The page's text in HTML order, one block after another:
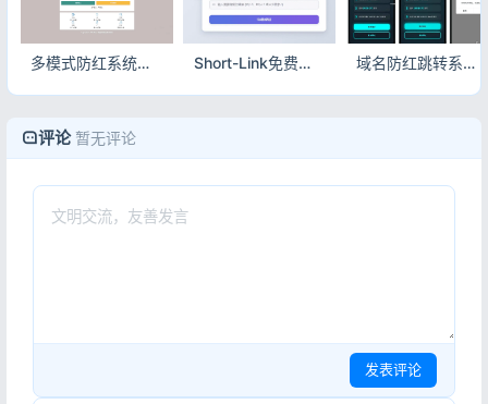
多模式防红系统源码 内置易支付对接 微信QQ域名防封跳转平台 Short-Link免费短网址程序 快速安全链接管理系统源码 域名防红跳转系统源码 PHP无数据库防红中转程序
评论 暂无评论
发表评论